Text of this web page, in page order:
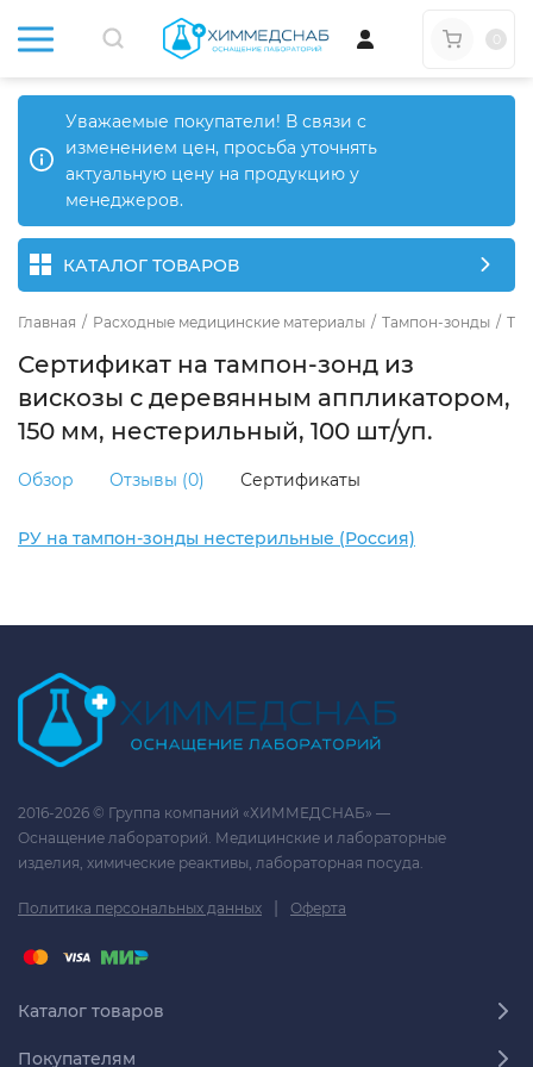
Уважаемые покупатели! В связи с
изменением цен, просьба уточнять
актуальную цену на продукцию у
менеджеров.
КАТАЛОГ ТОВАРОВ
Главная / Расходные медицинские материалы / Тампон-зонды /
Сертификат на тампон-зонд из
вискозы с деревянным аппликатором,
150 мм, нестерильный, 100 шт/уп.
Обзор Отзывы (0) Сертификаты
РУ на тампон-зонды нестерильные (Россия)
2016-2026 © Группа компаний «ХИММЕДСНАБ» —
Оснащение лабораторий. Медицинские и лабораторные
изделия, химические реактивы, лабораторная посуда.
Политика персональных данных | Оферта
Каталог товаров
Покупателям